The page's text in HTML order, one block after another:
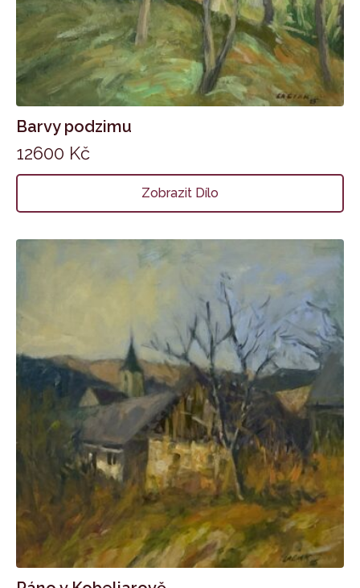
Barvy podzimu
12600 Kč
Zobrazit Dílo